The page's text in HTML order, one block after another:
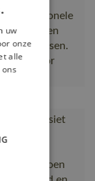
en
stootkussen.
voor
composiet
de schoen
uw
onze
alle